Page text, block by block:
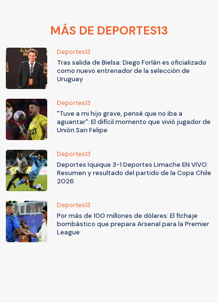
MÁS DE DEPORTES13
Deportes13
Tras salida de Bielsa: Diego Forlán es oficializado
como nuevo entrenador de la selección de
Uruguay
Deportes13
"Tuve a mi hijo grave, pensé que no iba a
aguantar": El difícil momento que vivió jugador de
Unión San Felipe
Deportes13
Deportes Iquique 3-1 Deportes Limache EN VIVO:
Resumen y resultado del partido de la Copa Chile
2026
Deportes13
Por más de 100 millones de dólares: El fichaje
bombástico que prepara Arsenal para la Premier
League